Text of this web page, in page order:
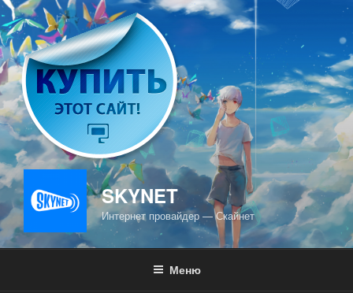
Перейти
к
содержимому
SKYNET
Интернет провайдер — Скайнет
Меню